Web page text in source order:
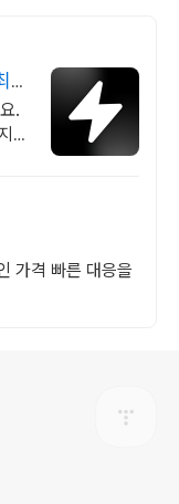
대
.
에
가격 빠른 대응을